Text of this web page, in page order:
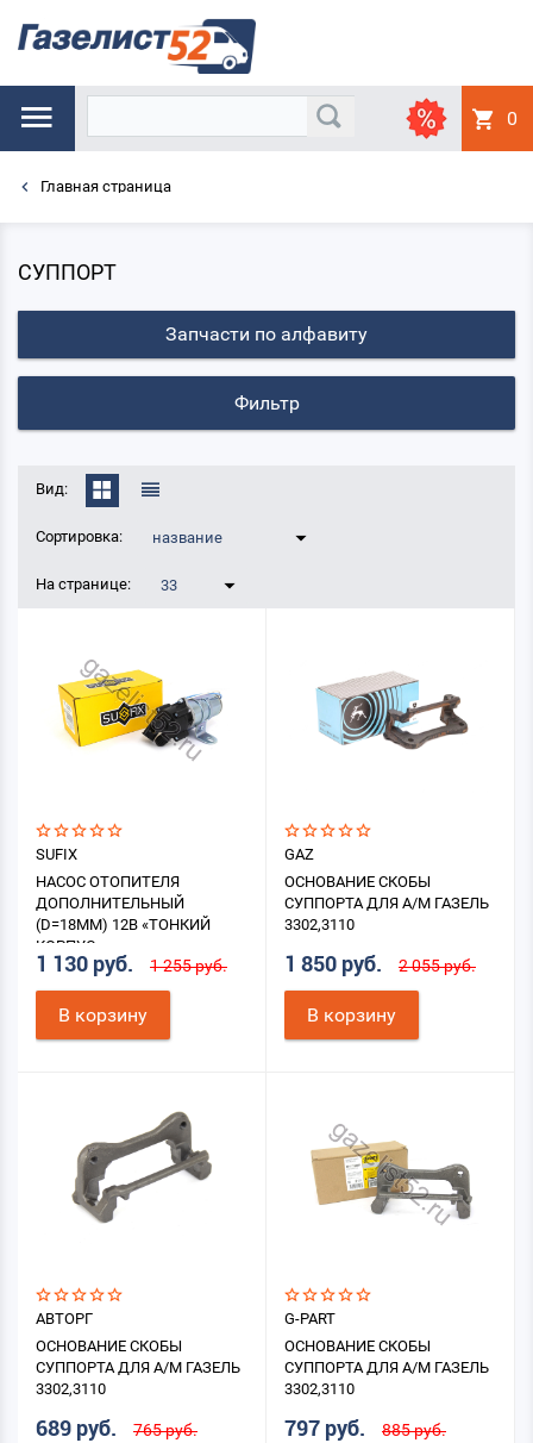
0
Главная страница
СУППОРТ
Запчасти по алфавиту
Фильтр
Вид:
Сортировка: название
На странице: 33
SUFIX
НАСОС ОТОПИТЕЛЯ
ДОПОЛНИТЕЛЬНЫЙ
(D=18ММ) 12В «ТОНКИЙ
КОРПУС»
1 130 руб. 1 255 руб.
В корзину
GAZ
ОСНОВАНИЕ СКОБЫ
СУППОРТА ДЛЯ А/М ГАЗЕЛЬ
3302,3110
1 850 руб. 2 055 руб.
В корзину
АВТОРГ
ОСНОВАНИЕ СКОБЫ
СУППОРТА ДЛЯ А/М ГАЗЕЛЬ
3302,3110
689 руб. 765 руб.
G-PART
ОСНОВАНИЕ СКОБЫ
СУППОРТА ДЛЯ А/М ГАЗЕЛЬ
3302,3110
797 руб. 885 руб.